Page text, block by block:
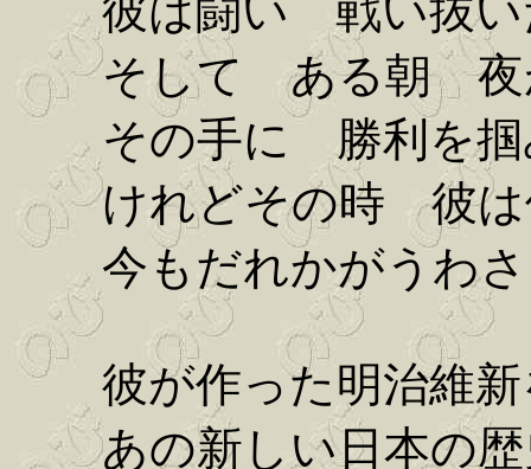
彼は闘い 戦い抜い
そして ある朝 夜
その手に 勝利を掴
けれどその時 彼は
今もだれかがうわさ
彼が作った明治維新
あの新しい日本の歴